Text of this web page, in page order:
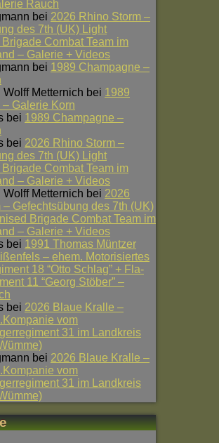
Rauch
bei 2026 Rhino Storm –
des 7th (UK) Light
Combat Team im
– Galerie + Videos
bei 1989 Champagne –
Wolff Metternich bei 1989
Galerie Korn
bei 1989 Champagne –
bei 2026 Rhino Storm –
des 7th (UK) Light
Combat Team im
– Galerie + Videos
Wolff Metternich bei 2026
– Gefechtsübung des 7th (UK)
Brigade Combat Team im
– Galerie + Videos
bei 1991 Thomas Müntzer
– ehem. Motorisiertes
18 “Otto Schlag” + Fla-
11 “Georg Stöber” –
bei 2026 Blaue Kralle –
vom
31 im Landkreis
bei 2026 Blaue Kralle –
vom
31 im Landkreis